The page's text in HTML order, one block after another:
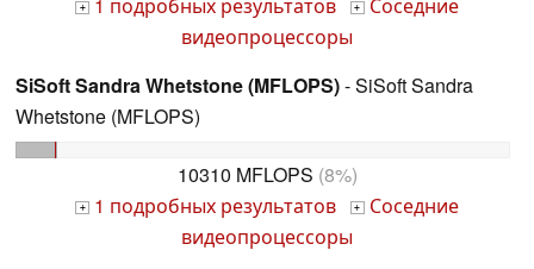
+ 1 подробных результатов + Соседние
видеопроцессоры
SiSoft Sandra Whetstone (MFLOPS)- SiSoft Sandra
Whetstone (MFLOPS)
10310 MFLOPS (8%)
+ 1 подробных результатов + Соседние
видеопроцессоры